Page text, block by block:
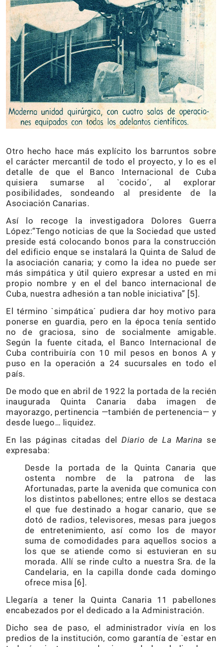
Otro hecho hace más explícito los barruntos sobre
el carácter mercantil de todo el proyecto, y lo es el
detalle de que el Banco Internacional de Cuba
quisiera sumarse al `cocido´, al explorar
posibilidades, sondeando al presidente de la
Asociación Canarias.
Así lo recoge la investigadora Dolores Guerra
López:“Tengo noticias de que la Sociedad que usted
preside está colocando bonos para la construcción
del edificio enque se instalará la Quinta de Salud de
la asociación canaria; y como la idea no puede ser
más simpática y útil quiero expresar a usted en mi
propio nombre y en el del banco internacional de
Cuba, nuestra adhesión a tan noble iniciativa” [5].
El término `simpática´ pudiera dar hoy motivo para
ponerse en guardia, pero en la época tenía sentido
no de graciosa, sino de socialmente amigable.
Según la fuente citada, el Banco Internacional de
Cuba contribuiría con 10 mil pesos en bonos A y
puso en la operación a 24 sucursales en todo el
país.
De modo que en abril de 1922 la portada de la recién
inaugurada Quinta Canaria daba imagen de
mayorazgo, pertinencia —también de pertenencia— y
desde luego… liquidez.
En las páginas citadas delDiario de La Marina se
expresaba:
Desde la portada de la Quinta Canaria que
ostenta nombre de la patrona de las
Afortunadas, parte la avenida que comunica con
los distintos pabellones; entre ellos se destaca
el que fue destinado a hogar canario, que se
dotó de radios, televisores, mesas para juegos
de entretenimiento, así como los de mayor
suma de comodidades para aquellos socios a
los que se atiende como si estuvieran en su
morada. Allí se rinde culto a nuestra Sra. de la
Candelaria, en la capilla donde cada domingo
ofrece misa [6].
Llegaría a tener la Quinta Canaria 11 pabellones
encabezados por el dedicado a la Administración.
Dicho sea de paso, el administrador vivía en los
predios de la institución, como garantía de `estar en